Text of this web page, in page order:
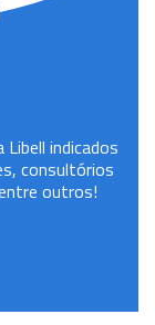
indicados
consultórios
outros!